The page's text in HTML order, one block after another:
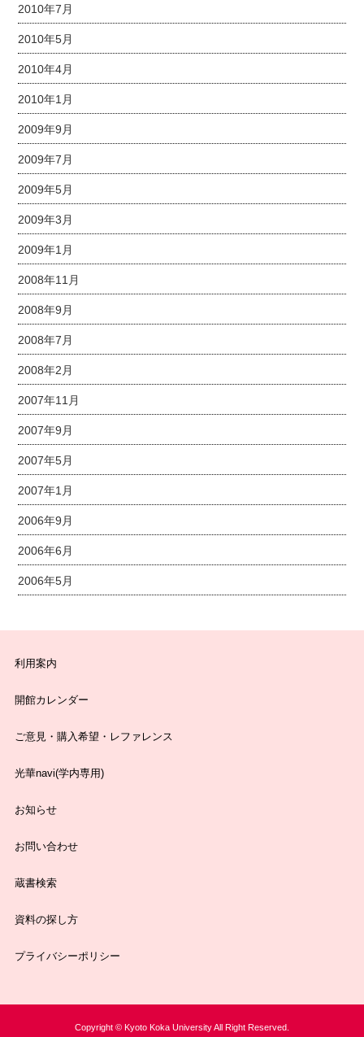
2010年7月
2010年5月
2010年4月
2010年1月
2009年9月
2009年7月
2009年5月
2009年3月
2009年1月
2008年11月
2008年9月
2008年7月
2008年2月
2007年11月
2007年9月
2007年5月
2007年1月
2006年9月
2006年6月
2006年5月
利用案内
開館カレンダー
ご意見・購入希望・レファレンス
光華navi(学内専用)
お知らせ
お問い合わせ
蔵書検索
資料の探し方
プライバシーポリシー
Copyright © Kyoto Koka University All Right Reserved.